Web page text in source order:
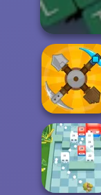
Craft Drill